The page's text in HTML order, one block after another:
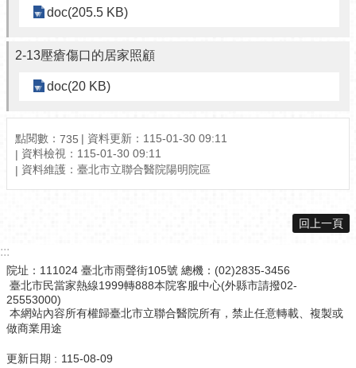
doc(205.5 KB)
2-13壓瘡傷口的居家照顧
doc(20 KB)
點閱數： 735
資料更新：115-01-30 09:11
資料檢視：115-01-30 09:11
資料維護：臺北市立聯合醫院陽明院區
回上一頁
:::
院址：111024 臺北市雨聲街105號 總機：(02)2835-3456
臺北市民當家熱線1999轉888本院客服中心(外縣市請撥02-
25553000)
本網站內容所有權歸臺北市立聯合醫院所有，禁止任意轉載、複製或
做商業用途
更新日期 115-08-09